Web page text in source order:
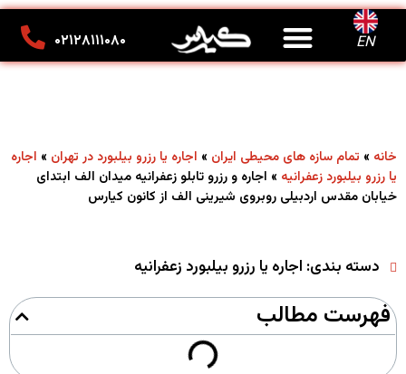
EN ۰۲۱۲۸۱۱۱۰۸۰
خانه » تمام سازه های محیطی ایران » اجاره یا رزرو بیلبورد در تهران » اجاره
یا رزرو بیلبورد زعفرانیه » اجاره و رزرو تابلو زعفرانیه میدان الف ابتدای
خیابان مقدس اردبیلی روبروی شیرینی الف از کانون کیارس
دسته بندی: اجاره یا رزرو بیلبورد زعفرانیه
فهرست مطالب